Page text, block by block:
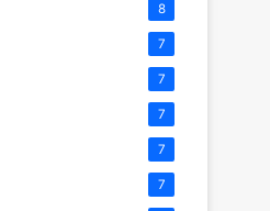
8
7
7
7
7
7